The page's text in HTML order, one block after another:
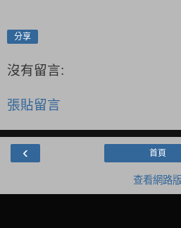
分享
沒有留言:
張貼留言
‹ 首頁
查看網路